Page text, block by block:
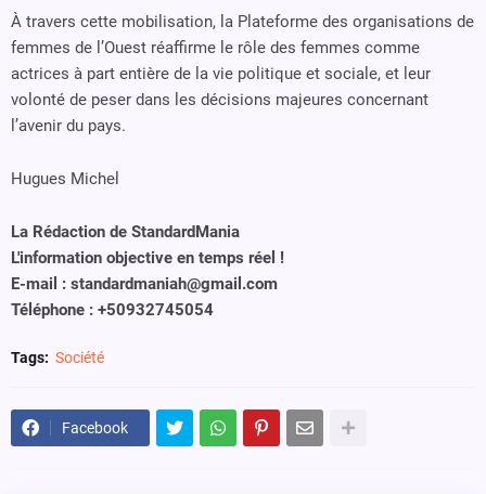
À travers cette mobilisation, la Plateforme des organisations de
femmes de l’Ouest réaffirme le rôle des femmes comme
actrices à part entière de la vie politique et sociale, et leur
volonté de peser dans les décisions majeures concernant
l’avenir du pays.
Hugues Michel
La Rédaction de StandardMania
L'information objective en temps réel !
E-mail : standardmaniah@gmail.com
Téléphone : +50932745054
Tags: Société
Facebook